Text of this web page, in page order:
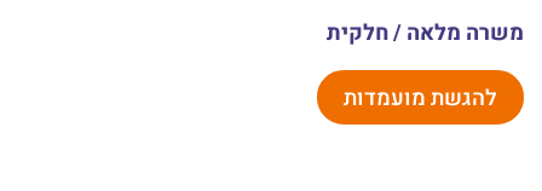
משרה מלאה / חלקית
להגשת מועמדות